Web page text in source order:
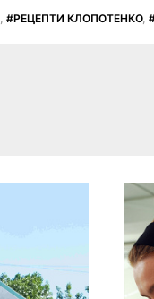
РЕЦЕПТИ КЛОПОТЕНКО,